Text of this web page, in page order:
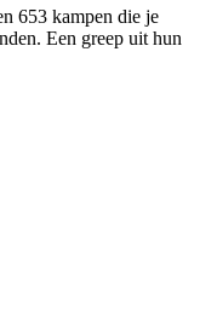
653 kampen die je
Een greep uit hun